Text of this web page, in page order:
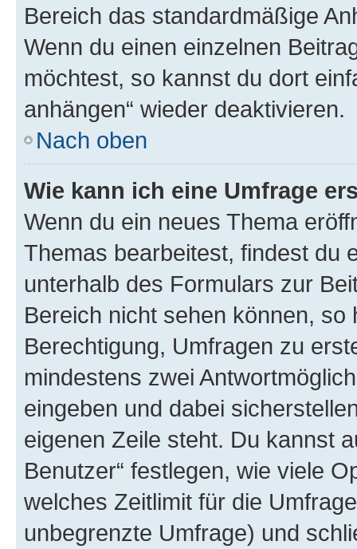
Bereich das standardmäßige
Wenn du einen einzelnen
möchtest, so kannst du dort
anhängen“ wieder deaktivieren.
Nach oben
Wie kann ich eine Umfrage
Wenn du ein neues Thema
Themas bearbeitest, findest du
unterhalb des Formulars zur
Bereich nicht sehen können,
Berechtigung, Umfragen zu
mindestens zwei
eingeben und dabei
eigenen Zeile steht. Du kannst
Benutzer“ festlegen, wie viele
welches Zeitlimit für die
unbegrenzte Umfrage) und